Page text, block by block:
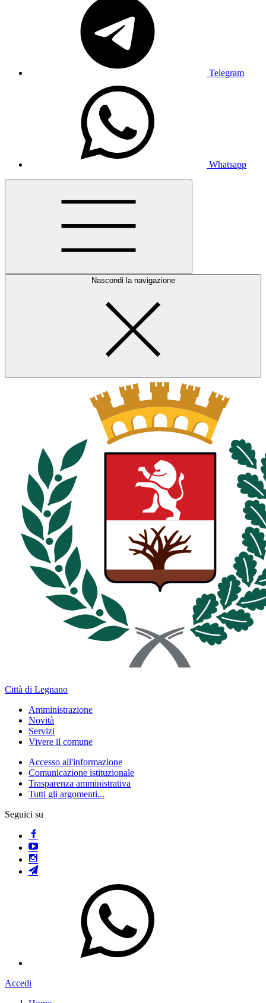
Telegram
Whatsapp
Nascondi la navigazione
Città di Legnano
Amministrazione
Novità
Servizi
Vivere il comune
Accesso all'informazione
Comunicazione istituzionale
Trasparenza amministrativa
Tutti gli argomenti...
Seguici su
Accedi